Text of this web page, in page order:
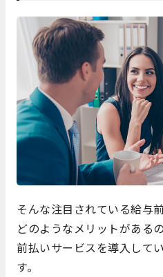
そんな注目されている給与
どのようなメリットがある
前払いサービスを導入して
す。